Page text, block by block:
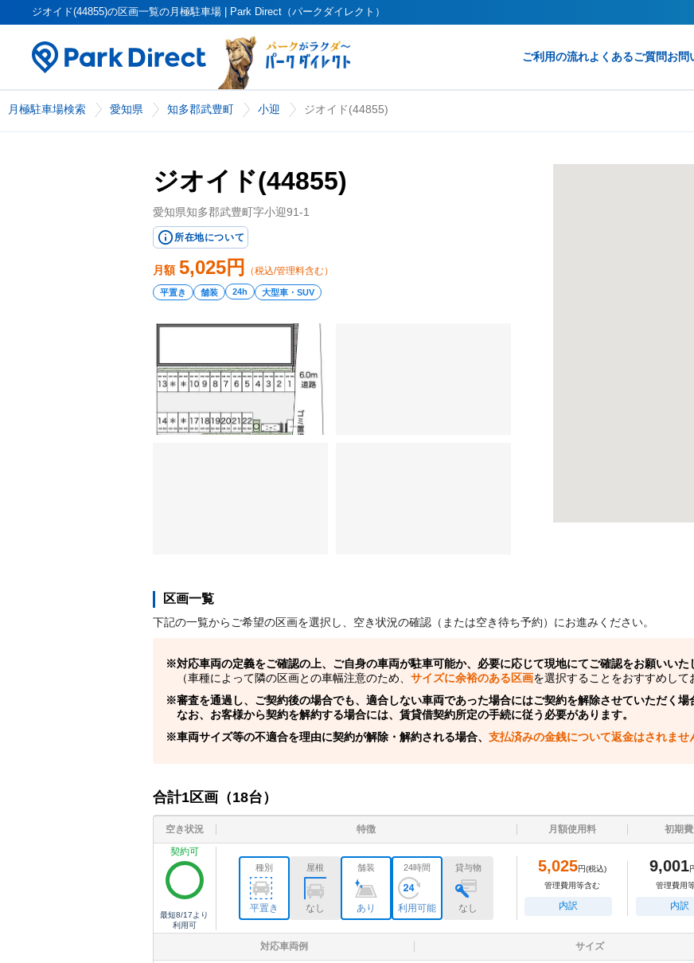
ジオイド(44855)の区画一覧の月極駐車場 | Park Direct（パークダイレクト）
ご利用の流れよくあるご質問お問
月極駐車場検索 愛知県 知多郡武豊町 小迎 ジオイド(44855)
ジオイド(44855)
愛知県知多郡武豊町字小迎91-1
所在地について
月額 5,025円 （税込/管理料含む）
平置き 舗装 24h 大型車・SUV
区画一覧
下記の一覧からご希望の区画を選択し、空き状況の確認（または空き待ち予約）にお進みください。
対応車両の定義をご確認の上、ご自身の車両が駐車可能か、必要に応じて現地にてご確認をお願いいた
（車種によって隣の区画との車幅注意のため、 サイズに余裕のある区画を選択することをおすすめして
審査を通過し、ご契約後の場合でも、適合しない車両であった場合にはご契約を解除させていただく場
なお、お客様から契約を解約する場合には、賃貸借契約所定の手続に従う必要があります。
車両サイズ等の不適合を理由に契約が解除・解約される場合、 支払済みの金銭について返金はされませ
合計1区画（18台）
空き状況 特徴 月額使用料
初期費
契約可
最短8/17 より
利用可
種別
平置き
屋根
なし
舗装
あり
24時間
利用可能
貸与物
なし
5,025円(税込)
管理費用等含む
内訳
9,001
管理費用
内訳
対応車両例 サイズ